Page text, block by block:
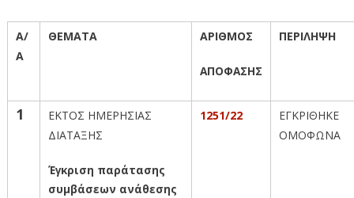
Α/
Α
ΘΕΜΑΤΑ ΑΡΙΘΜΟΣ
ΑΠΟΦΑΣΗΣ
ΠΕΡΙΛΗΨΗ
1
ΕΚΤΟΣ ΗΜΕΡΗΣΙΑΣ
ΔΙΑΤΑΞΗΣ
Έγκριση παράτασης
συμβάσεων ανάθεσης
1251/22
ΕΓΚΡΙΘΗΚΕ
ΟΜΟΦΩΝΑ